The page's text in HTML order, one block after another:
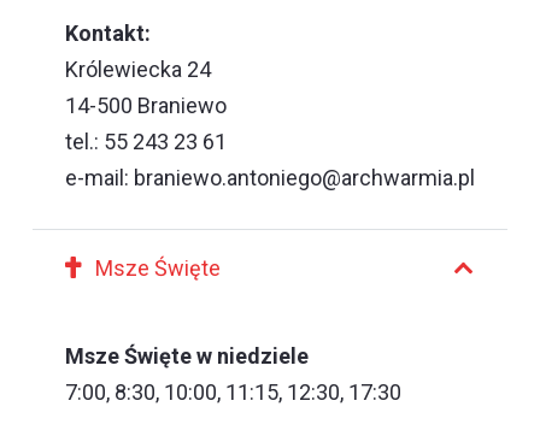
Kontakt:
Królewiecka 24
14-500 Braniewo
tel.: 55 243 23 61
e-mail: braniewo.antoniego@archwarmia.pl
Msze Święte
Msze Święte w niedziele
7:00, 8:30, 10:00, 11:15, 12:30, 17:30